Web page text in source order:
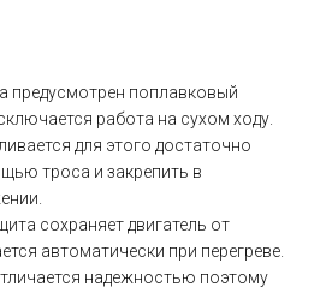
предусмотрен поплавковый
работа на сухом ходу.
для этого достаточно
троса и закрепить в
сохраняет двигатель от
автоматически при перегреве.
надежностью поэтому